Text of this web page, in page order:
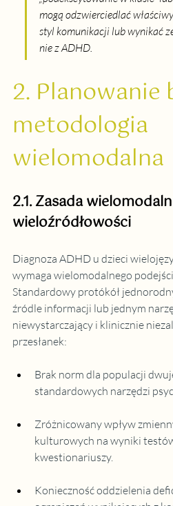
mogą odzwierciedlać
styl komunikacji lub wynikać
nie z ADHD.
2. Planowanie
metodologia
wielomodalna
2.1. Zasada
wieloźródłowości
Diagnoza ADHD u dzieci
wymaga wielomodalnego
Standardowy protókół
źródle informacji lub jednym
niewystarczający i klinicznie
przesłanek:
Brak norm dla populacji
standardowych narzędzi
Zróżnicowany wpływ
kulturowych na wyniki
kwestionariuszy.
Konieczność oddzielenia